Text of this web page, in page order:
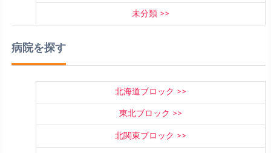
未分類
病院を探す
北海道ブロック
東北ブロック
北関東ブロック